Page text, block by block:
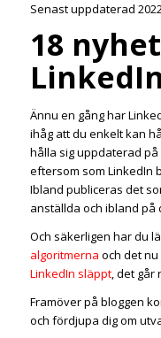
Senast uppdaterad
18
Ännu en gång har
ihåg att du enkelt kan
hålla sig uppdaterad på
eftersom som LinkedIn
Ibland publiceras det
anställda och ibland på
Och säkerligen har du
algoritmerna och det
LinkedIn släppt, det går
Framöver på bloggen
och fördjupa dig om